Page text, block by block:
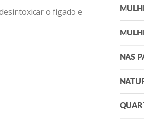
o fígado e
NAS